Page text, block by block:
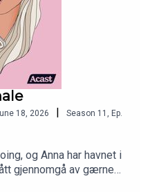
18, 2026 | Season 11 , Ep.
og Anna har havnet i
gjennomgå av gærne
Erica er midt i et